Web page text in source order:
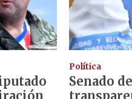
Política
Senado